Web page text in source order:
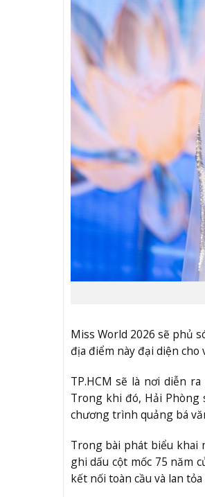
Miss World 2026 sẽ phủ
địa điểm này đại diện
TP.HCM sẽ là nơi diễn
Trong khi đó, Hải Phòng
chương trình quảng bá
Trong bài phát biểu khai
ghi dấu cột mốc 75 năm
kết nối toàn cầu và lan